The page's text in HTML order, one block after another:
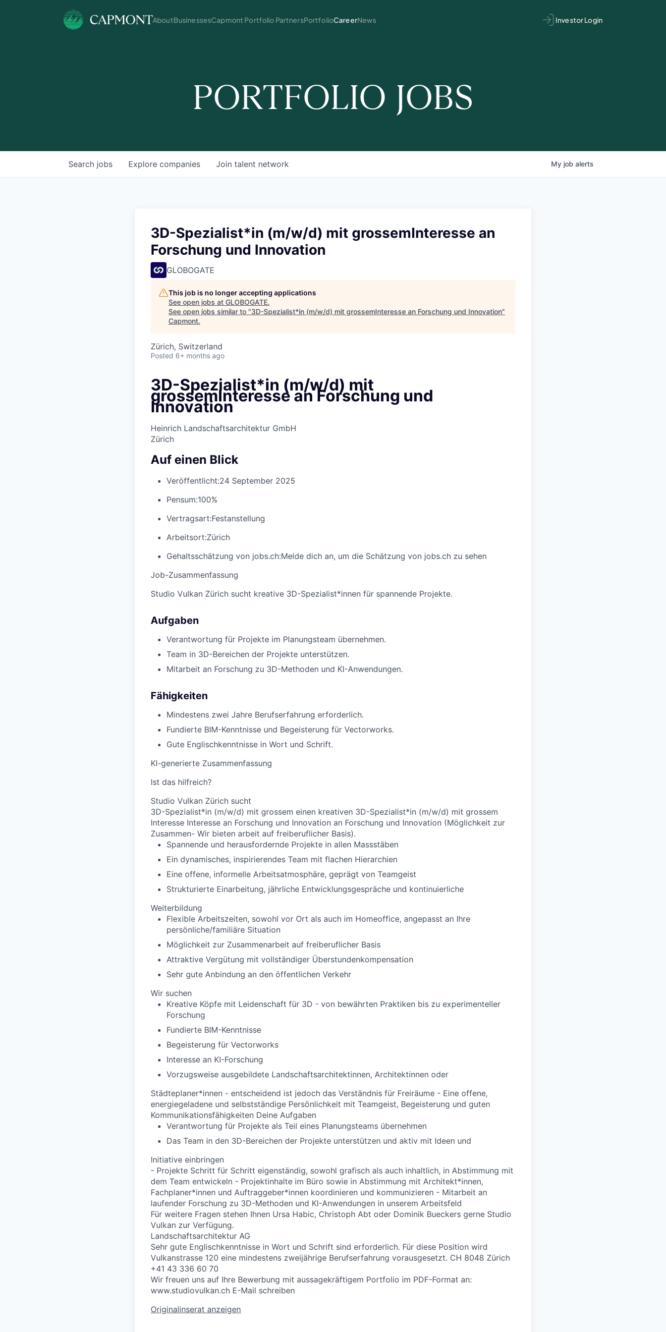
AboutBusinessesCapmont Portfolio PartnersPortfolioCareerNews Investor Login
PORTFOLIO JOBS
Search jobs Explore companies Join talent network My job alerts
3D-Spezialist*in (m/w/d) mit grossemInteresse an
Forschung und Innovation
GLOBOGATE
This job is no longer accepting applications
See open jobs at GLOBOGATE.
See open jobs similar to "3D-Spezialist*in (m/w/d) mit grossemInteresse an Forschung und Innovation"
Capmont.
Zürich, Switzerland
Posted 6+ months ago
3D-Spezialist*in (m/w/d) mit
grossemInteresse an Forschung und
Innovation
Heinrich Landschaftsarchitektur GmbH
Zürich
Auf einen Blick
Veröffentlicht:24 September 2025
Pensum:100%
Vertragsart:Festanstellung
Arbeitsort:Zürich
Gehaltsschätzung von jobs.ch:Melde dich an, um die Schätzung von jobs.ch zu sehen
Job-Zusammenfassung
Studio Vulkan Zürich sucht kreative 3D-Spezialist*innen für spannende Projekte.
Aufgaben
Verantwortung für Projekte im Planungsteam übernehmen.
Team in 3D-Bereichen der Projekte unterstützen.
Mitarbeit an Forschung zu 3D-Methoden und KI-Anwendungen.
Fähigkeiten
Mindestens zwei Jahre Berufserfahrung erforderlich.
Fundierte BIM-Kenntnisse und Begeisterung für Vectorworks.
Gute Englischkenntnisse in Wort und Schrift.
KI-generierte Zusammenfassung
Ist das hilfreich?
Studio Vulkan Zürich sucht
3D-Spezialist*in (m/w/d) mit grossem einen kreativen 3D-Spezialist*in (m/w/d) mit grossem
Interesse Interesse an Forschung und Innovation an Forschung und Innovation (Möglichkeit zur
Zusammen- Wir bieten arbeit auf freiberuflicher Basis).
Spannende und herausfordernde Projekte in allen Massstäben
Ein dynamisches, inspirierendes Team mit flachen Hierarchien
Eine offene, informelle Arbeitsatmosphäre, geprägt von Teamgeist
Strukturierte Einarbeitung, jährliche Entwicklungsgespräche und kontinuierliche
Weiterbildung
Flexible Arbeitszeiten, sowohl vor Ort als auch im Homeoffice, angepasst an Ihre
persönliche/familiäre Situation
Möglichkeit zur Zusammenarbeit auf freiberuflicher Basis
Attraktive Vergütung mit vollständiger Überstundenkompensation
Sehr gute Anbindung an den öffentlichen Verkehr
Wir suchen
Kreative Köpfe mit Leidenschaft für 3D - von bewährten Praktiken bis zu experimenteller
Forschung
Fundierte BIM-Kenntnisse
Begeisterung für Vectorworks
Interesse an KI-Forschung
Vorzugsweise ausgebildete Landschaftsarchitektinnen, Architektinnen oder
Städteplaner*innen - entscheidend ist jedoch das Verständnis für Freiräume - Eine offene,
energiegeladene und selbstständige Persönlichkeit mit Teamgeist, Begeisterung und guten
Kommunikationsfähigkeiten Deine Aufgaben
Verantwortung für Projekte als Teil eines Planungsteams übernehmen
Das Team in den 3D-Bereichen der Projekte unterstützen und aktiv mit Ideen und
Initiative einbringen
- Projekte Schritt für Schritt eigenständig, sowohl grafisch als auch inhaltlich, in Abstimmung mit
dem Team entwickeln - Projektinhalte im Büro sowie in Abstimmung mit Architekt*innen,
Fachplaner*innen und Auftraggeber*innen koordinieren und kommunizieren - Mitarbeit an
laufender Forschung zu 3D-Methoden und KI-Anwendungen in unserem Arbeitsfeld
Für weitere Fragen stehen Ihnen Ursa Habic, Christoph Abt oder Dominik Bueckers gerne Studio
Vulkan zur Verfügung.
Landschaftsarchitektur AG
Sehr gute Englischkenntnisse in Wort und Schrift sind erforderlich. Für diese Position wird
Vulkanstrasse 120 eine mindestens zweijährige Berufserfahrung vorausgesetzt. CH 8048 Zürich
+41 43 336 60 70
Wir freuen uns auf Ihre Bewerbung mit aussagekräftigem Portfolio im PDF-Format an:
www.studiovulkan.ch E-Mail schreiben
Originalinserat anzeigen